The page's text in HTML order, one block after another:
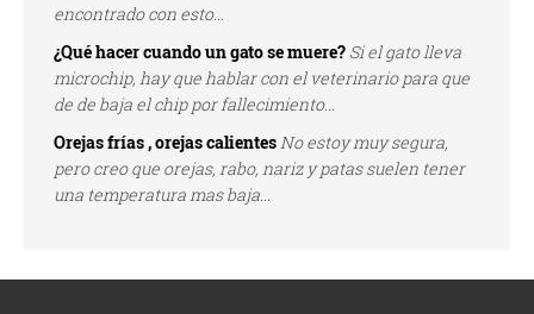
encontrado con esto...
¿Qué hacer cuando un gato se muere? Si el gato lleva
microchip, hay que hablar con el veterinario para que
de de baja el chip por fallecimiento...
Orejas frías , orejas calientesNo estoy muy segura,
pero creo que orejas, rabo, nariz y patas suelen tener
una temperatura mas baja...